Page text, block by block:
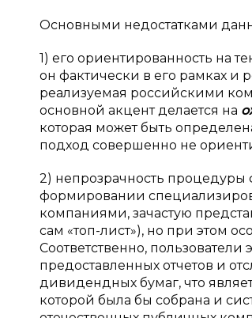
Основными недостатками
1) его ориентированность на
он фактически в его рамках
реализуемая российскими
основной акцент делается на
которая может быть
подход совершенно не
2) непрозрачность процедуры
формировании
компаниями, зачастую
сам «топ-лист»), но при этом
Соответственно,
предоставленных отчетов и
дивидендных бумаг, что
которой была бы собрана и